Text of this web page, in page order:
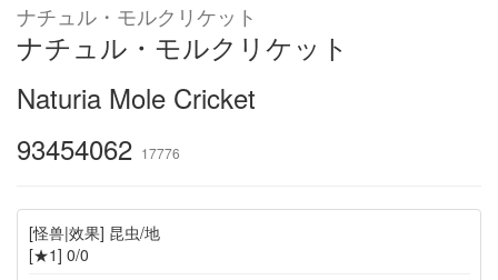
ナチュル・モルクリケット
ナチュル・モルクリケット
Naturia Mole Cricket
93454062 17776
[怪兽|效果] 昆虫/地
[★1] 0/0